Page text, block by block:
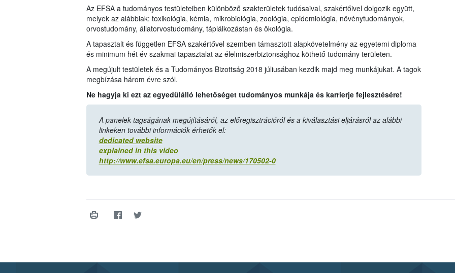
Az EFSA a tudományos testületeiben különböző szakterületek tudósaival, szakértőivel dolgozik együtt,
melyek az alábbiak: toxikológia, kémia, mikrobiológia, zoológia, epidemiológia, növénytudományok,
orvostudomány, állatorvostudomány, táplálkozástan és ökológia.
A tapasztalt és független EFSA szakértővel szemben támasztott alapkövetelmény az egyetemi diploma
és minimum hét év szakmai tapasztalat az élelmiszerbiztonsághoz köthető tudomány területen.
A megújult testületek és a Tudományos Bizottság 2018 júliusában kezdik majd meg munkájukat. A tagok
megbízása három évre szól.
Ne hagyja ki ezt az egyedülálló lehetőséget tudományos munkája és karrierje fejlesztésére!
A panelek tagságának megújításáról, az előregisztrációról és a kiválasztási eljárásról az alábbi
linkeken további információk érhetők el:
dedicated website
explained in this video
http://www.efsa.europa.eu/en/press/news/170502-0